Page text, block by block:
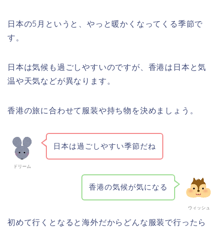
日本の5月というと、やっと暖かくなってくる季節で
す。
日本は気候も過ごしやすいのですが、香港は日本と気
温や天気などが異なります。
香港の旅に合わせて服装や持ち物を決めましょう。
ドリーム
日本は過ごしやすい季節だね
ウィッシュ
香港の気候が気になる
初めて行くとなると海外だからどんな服装で行ったら